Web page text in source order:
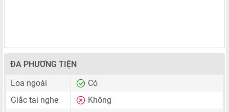
ĐA PHƯƠNG TIỆN
Loa ngoài
Có
Giắc tai nghe
Không